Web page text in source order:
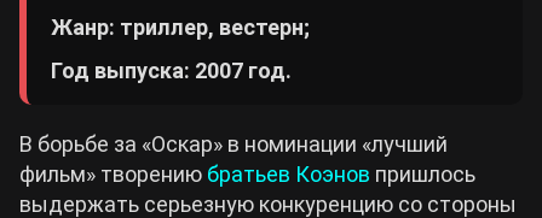
Жанр: триллер, вестерн;
Год выпуска: 2007 год.
В борьбе за «Оскар» в номинации «лучший
фильм» творению братьев Коэнов пришлось
выдержать серьезную конкуренцию со стороны